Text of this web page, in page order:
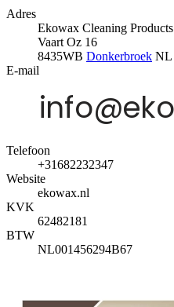
Adres
Ekowax Cleaning Products
Vaart Oz 16
8435WB Donkerbroek NL
E-mail
Telefoon
+31682232347
Website
ekowax.nl
KVK
62482181
BTW
NL001456294B67